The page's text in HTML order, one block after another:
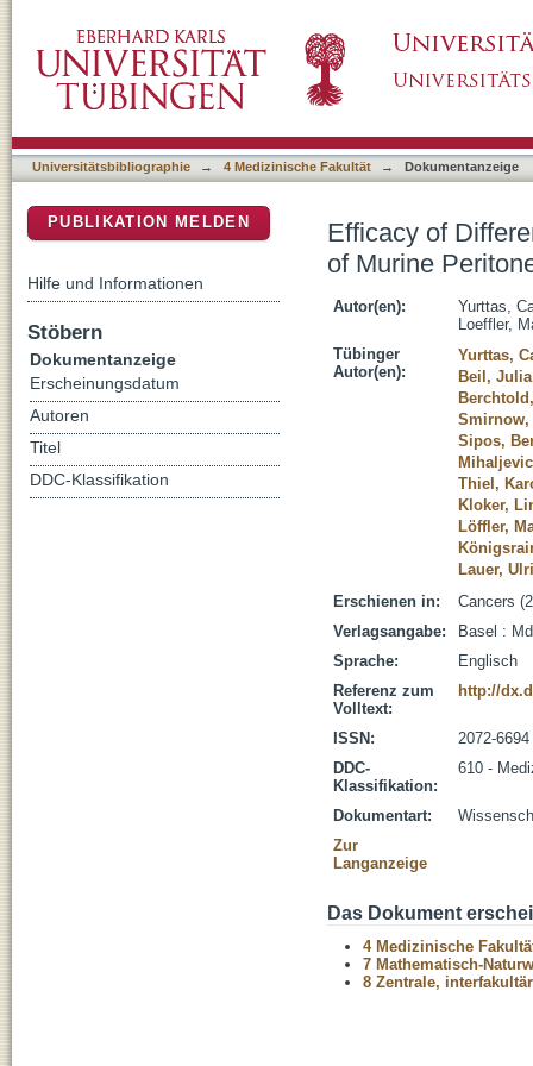
Mesothelioma
Universitätsbibliographie → 4 Medizinische Fakultät → Dokumentanzeige
Efficacy of
of Murine
Autor(en):
Yurttas,
Loeffler,
Tübinger
Autor(en):
Yurttas,
Beil, Julia
Smirnow,
Sipos,
Thiel,
Kloker,
Löffler,
Lauer,
Erschienen in:
Cancers
Verlagsangabe:
Basel :
Sprache:
Englisch
Referenz zum
Volltext:
http://
ISSN:
2072-6694
DDC-
Klassifikation:
610 -
Dokumentart:
Zur
Langanzeige
Das Dokument
4 Medizinische
7 Mathematisch-
8 Zentrale,
PUBLIKATION MELDEN
Hilfe und Informationen
Stöbern
Dokumentanzeige
Erscheinungsdatum
Autoren
Titel
DDC-Klassifikation